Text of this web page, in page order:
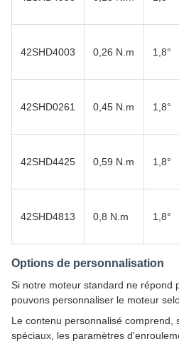
42SHD4003 0,26 N.m 1,8°
42SHD0261 0,45 N.m 1,8°
42SHD4425 0,59 N.m 1,8°
42SHD4813 0,8 N.m 1,8°
Options de personnalisation
Si notre moteur standard ne répond
pouvons personnaliser le moteur
Le contenu personnalisé comprend,
spéciaux, les paramètres